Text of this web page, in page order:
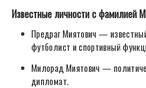
Известные личности с фамилией
Предраг Миятович —
футболист и спортивный
Милорад Миятович —
дипломат.